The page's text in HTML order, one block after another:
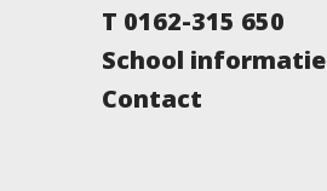
T 0162-315 650
School informatie
Contact